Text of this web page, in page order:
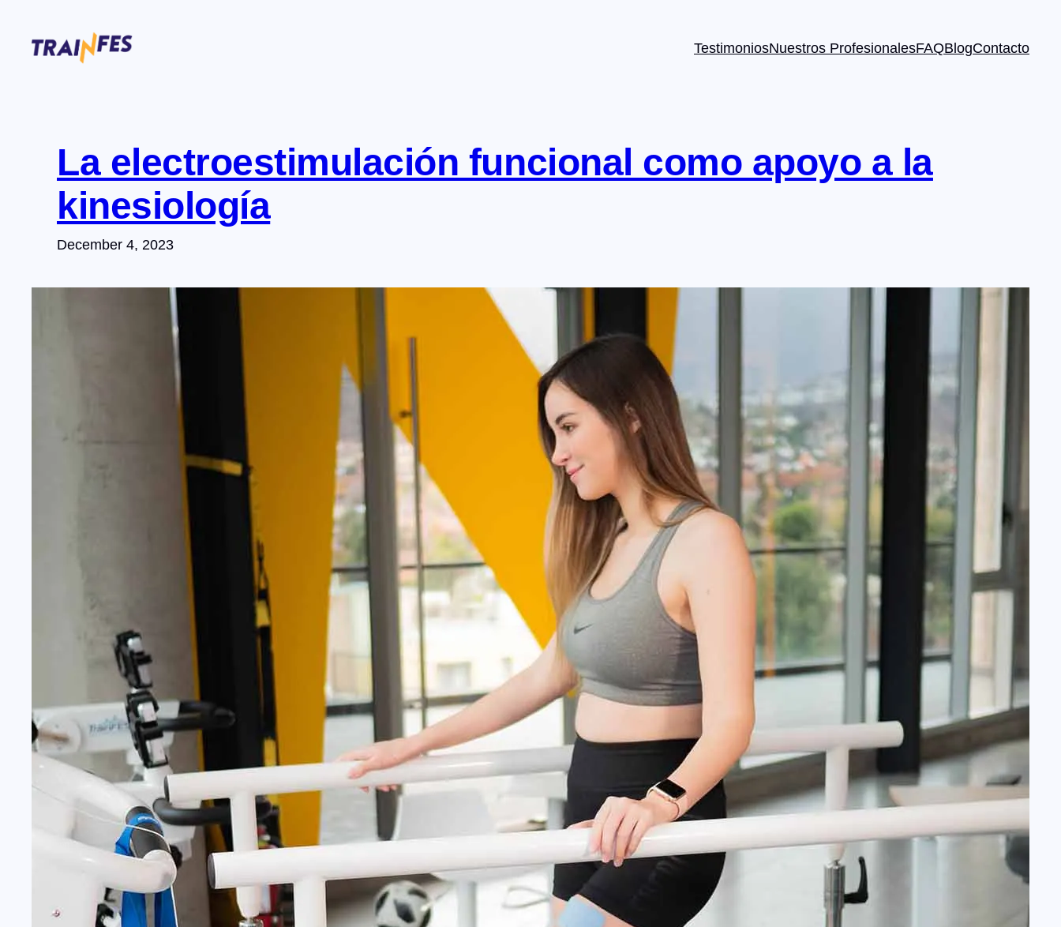
content
TestimoniosNuestros ProfesionalesFAQBlogContacto
La electroestimulación funcional como apoyo a la
kinesiología
December 4, 2023